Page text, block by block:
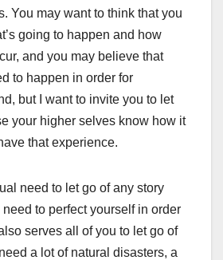
You may want to think that you
going to happen and how
and you may believe that
to happen in order for
but I want to invite you to let
your higher selves know how it
that experience.
need to let go of any story
to perfect yourself in order
serves all of you to let go of
a lot of natural disasters, a